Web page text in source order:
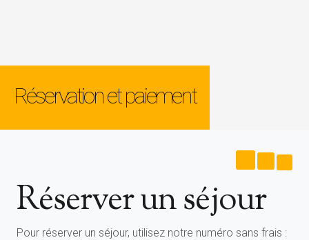
Réservation et paiement
Section
texte
1
Réserver un séjour
Pour réserver un séjour, utilisez notre numéro sans frais :